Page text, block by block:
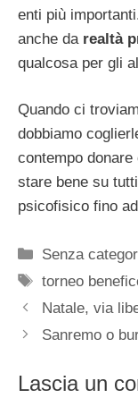
enti più
anche da realtà
qualcosa per gli
Quando ci
dobbiamo
contempo
stare bene su
psicofisico fino
Categorie
Senza
Tag
torneo
Natale, via
Sanremo o
Lascia un